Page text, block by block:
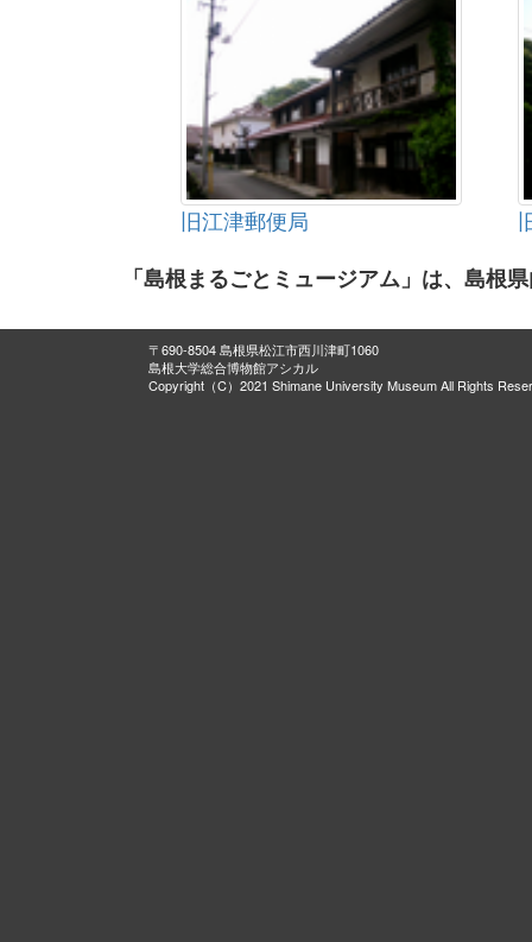
旧江津郵便局
「島根まるごとミュージアム」は、島根
〒690-8504 島根県松江市西川津町1060
島根大学総合博物館アシカル
Copyright（C）2021 Shimane University Museum All Rights